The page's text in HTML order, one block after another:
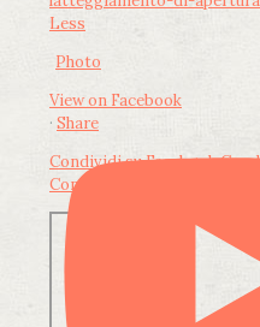
Less
Photo
View on Facebook
· Share
Condividi su Facebook
Condividi su LinkedIn